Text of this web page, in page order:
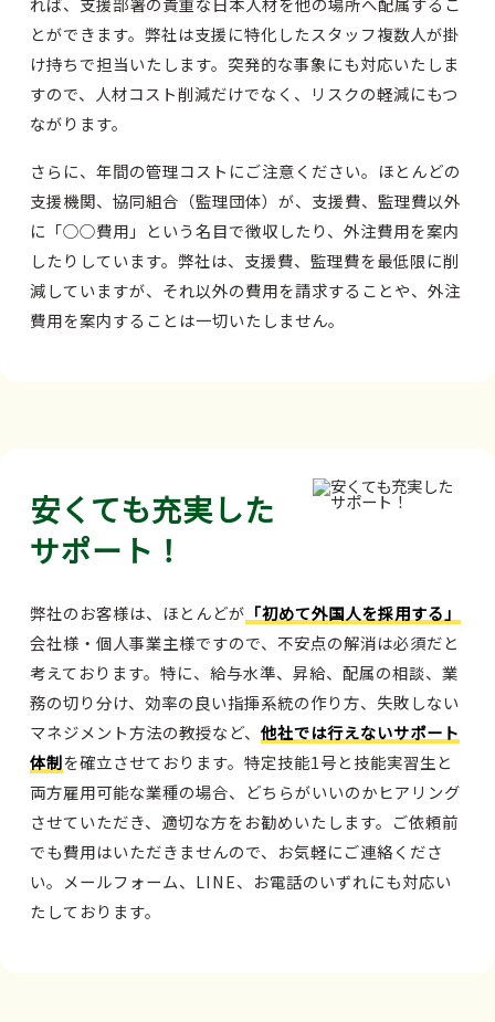
とができます。弊社は支援に特化したスタッフ複数人が掛
け持ちで担当いたします。突発的な事象にも対応いたしま
すので、人材コスト削減だけでなく、リスクの軽減にもつ
ながります。
さらに、年間の管理コストにご注意ください。ほとんどの
支援機関、協同組合（監理団体）が、支援費、監理費以外
に「○○費用」という名目で徴収したり、外注費用を案内
したりしています。弊社は、支援費、監理費を最低限に削
減していますが、それ以外の費用を請求することや、外注
費用を案内することは一切いたしません。
安くても充実した
サポート！
弊社のお客様は、ほとんどが 「初めて外国人を採用する」
会社様・個人事業主様ですので、不安点の解消は必須だと
考えております。特に、給与水準、昇給、配属の相談、業
務の切り分け、効率の良い指揮系統の作り方、失敗しない
マネジメント方法の教授など、 他社では行えないサポート
体制を確立させております。特定技能1号と技能実習生と
両方雇用可能な業種の場合、どちらがいいのかヒアリング
させていただき、適切な方をお勧めいたします。ご依頼前
でも費用はいただきませんので、お気軽にご連絡くださ
い。メールフォーム、LINE、お電話のいずれにも対応い
たしております。